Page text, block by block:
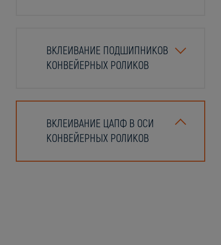
ВКЛЕИВАНИЕ ПОДШИПНИКОВ
КОНВЕЙЕРНЫХ РОЛИКОВ
ВКЛЕИВАНИЕ ЦАПФ В ОСИ
КОНВЕЙЕРНЫХ РОЛИКОВ